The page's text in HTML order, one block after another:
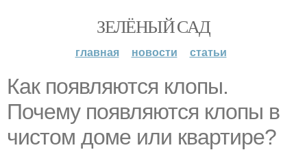
ЗЕЛЁНЫЙ САД
главная новости статьи
Как появляются клопы.
Почему появляются клопы в
чистом доме или квартире?